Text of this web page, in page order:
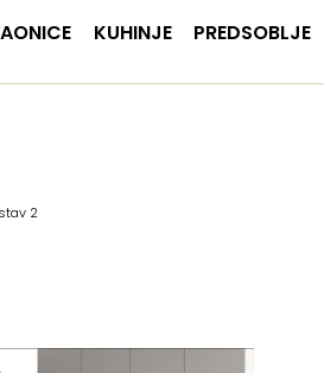
KUHINJE PREDSOBLJE
2